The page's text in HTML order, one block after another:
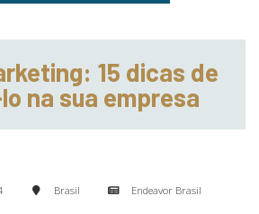
15 dicas de
na sua empresa
Brasil Endeavor Brasil